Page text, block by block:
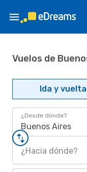
Vuelos de
Ida y vuelta
¿Desde dónde?
Buenos Aires
¿Hacia dónde?